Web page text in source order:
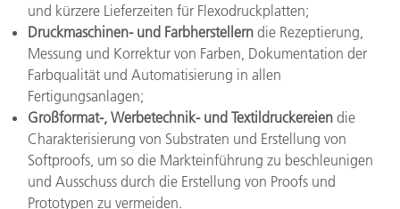
und kürzere Lieferzeiten für Flexodruckplatten;
Druckmaschinen- und Farbherstellern die Rezeptierung,
Messung und Korrektur von Farben, Dokumentation der
Farbqualität und Automatisierung in allen
Fertigungsanlagen;
Großformat-, Werbetechnik- und Textildruckereien die
Charakterisierung von Substraten und Erstellung von
Softproofs, um so die Markteinführung zu beschleunigen
und Ausschuss durch die Erstellung von Proofs und
Prototypen zu vermeiden.